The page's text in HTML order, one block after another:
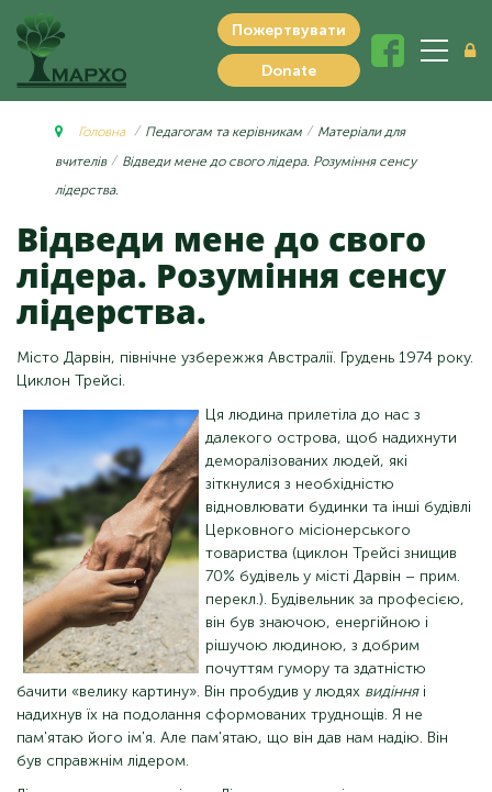
Пожертвувати
Donate
Головна Педагогам та керівникам
Матеріали для
вчителів
Відведи мене до свого лідера. Розуміння сенсу
лідерства.
Відведи мене до свого
лідера. Розуміння сенсу
лідерства.
Місто Дарвін, північне узбережжя Австралії. Грудень 1974 року.
Циклон Трейсі.
Ця людина прилетіла до нас з
далекого острова, щоб надихнути
деморалізованих людей, які
зіткнулися з необхідністю
відновлювати будинки та інші будівлі
Церковного місіонерського
товариства (циклон Трейсі знищив
70% будівель у місті Дарвін – прим.
перекл.). Будівельник за професією,
він був знаючою, енергійною і
рішучою людиною, з добрим
почуттям гумору та здатністю
бачити «велику картину». Він пробудив у людях видінняі
надихнув їх на подолання сформованих труднощів. Я не
пам'ятаю його ім'я. Але пам'ятаю, що він дав нам надію. Він
був справжнім лідером.